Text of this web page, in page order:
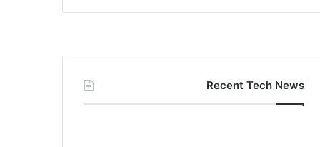
Recent Tech News